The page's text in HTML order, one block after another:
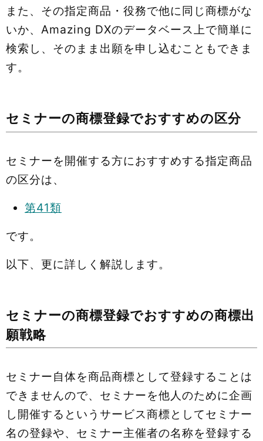
また、その指定商品・役務で他に同じ商標がな
いか、Amazing DXのデータベース上で簡単に
検索し、そのまま出願を申し込むこともできま
す。
セミナーの商標登録でおすすめの区分
セミナーを開催する方におすすめする指定商品
の区分は、
第41類
です。
以下、更に詳しく解説します。
セミナーの商標登録でおすすめの商標出
願戦略
セミナー自体を商品商標として登録することは
できませんので、セミナーを他人のために企画
し開催するというサービス商標としてセミナー
名の登録や、セミナー主催者の名称を登録する